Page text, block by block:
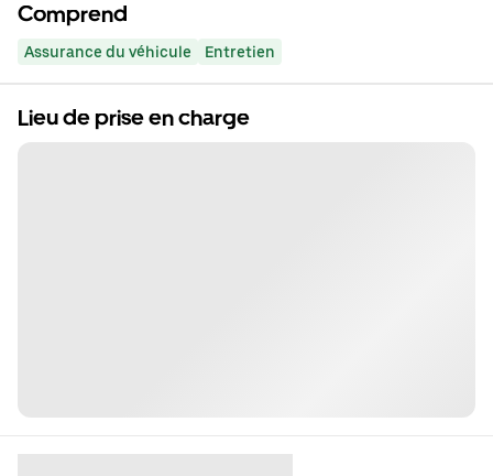
Comprend
Assurance du véhicule Entretien
Lieu de prise en charge